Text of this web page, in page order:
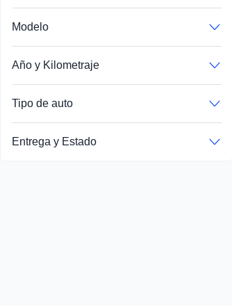
Modelo
Año y Kilometraje
Tipo de auto
Entrega y Estado